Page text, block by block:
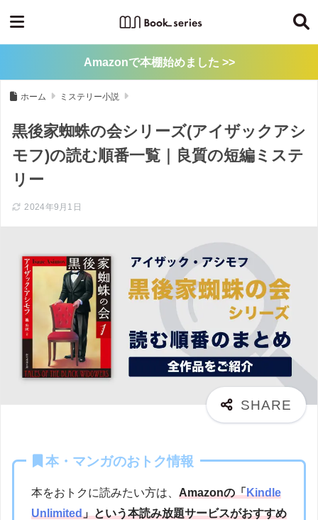
Amazonで本棚始めました >>
ホーム ミステリー小説
黒後家蜘蛛の会シリーズ(アイザックアシ
モフ)の読む順番一覧｜良質の短編ミステ
リー
2024年9月1日
本・マンガのおトク情報
本をおトクに読みたい方は、 Amazonの「Kindle
Unlimited」という本読み放題サービスがおすすめ